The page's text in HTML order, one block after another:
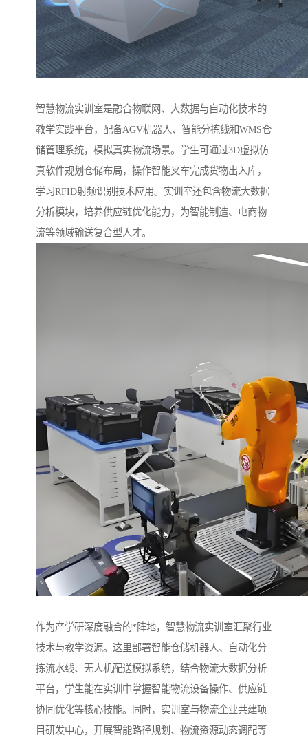
智慧物流实训室是融合物联网、大数据与自动化技术的
教学实践平台，配备AGV机器人、智能分拣线和WMS仓
储管理系统，模拟真实物流场景。学生可通过3D虚拟仿
真软件规划仓储布局，操作智能叉车完成货物出入库，
学习RFID射频识别技术应用。实训室还包含物流大数据
分析模块，培养供应链优化能力，为智能制造、电商物
流等领域输送复合型人才。
作为产学研深度融合的*阵地，智慧物流实训室汇聚行业
技术与教学资源。这里部署智能仓储机器人、自动化分
拣流水线、无人机配送模拟系统，结合物流大数据分析
平台，学生能在实训中掌握智能物流设备操作、供应链
协同优化等核心技能。同时，实训室与物流企业共建项
目研发中心，开展智能路径规划、物流资源动态调配等